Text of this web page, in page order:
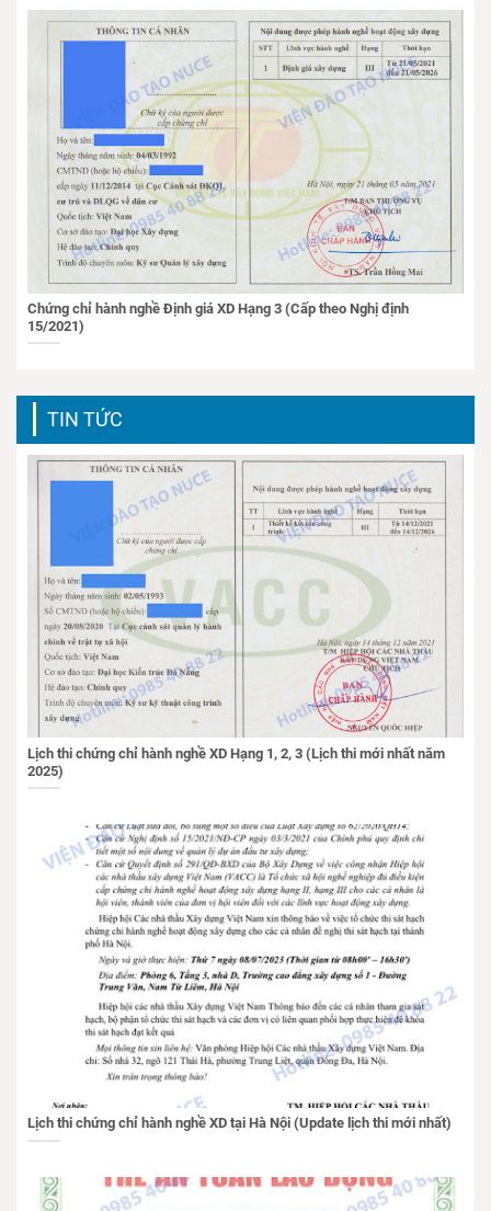
Chứng chỉ hành nghề Định giá XD Hạng 3 (Cấp theo Nghị định
15/2021)
TIN TỨC
Lịch thi chứng chỉ hành nghề XD Hạng 1, 2, 3 (Lịch thi mới nhất năm
2025)
Lịch thi chứng chỉ hành nghề XD tại Hà Nội (Update lịch thi mới nhất)